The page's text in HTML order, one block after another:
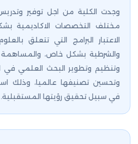
وجدت الكلية من اجل توفير
مختلف التخصصات الاكاديمية
الاعتبار البرامج التي تتعلق
والشرطية بشكل خاص،
وتنظيم وتطوير البحث العلمي في
وتحسين تصنيفها عالميا، وذلك
في سبيل تحقيق رؤيتها المستقبلية.